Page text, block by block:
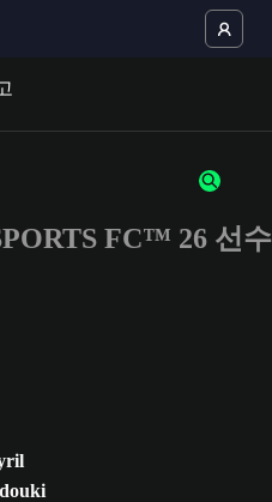
는 숫자를 입력하세요
FC™ 26 선수